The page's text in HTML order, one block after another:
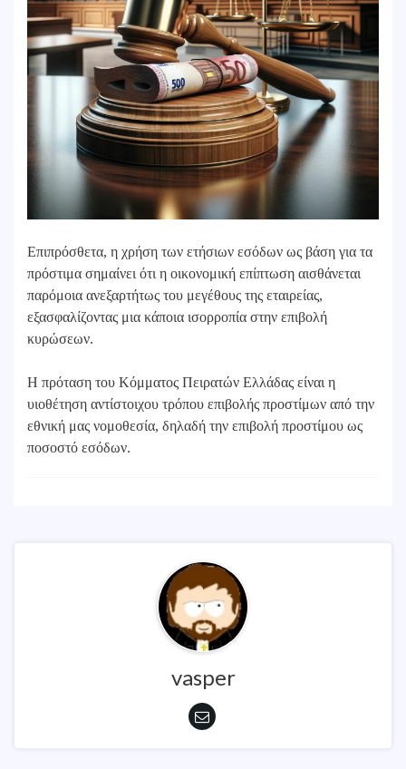
Επιπρόσθετα, η χρήση των ετήσιων εσόδων ως βάση για τα
πρόστιμα σημαίνει ότι η οικονομική επίπτωση αισθάνεται
παρόμοια ανεξαρτήτως του μεγέθους της εταιρείας,
εξασφαλίζοντας μια κάποια ισορροπία στην επιβολή
κυρώσεων.
Η πρόταση του Κόμματος Πειρατών Ελλάδας είναι η
υιοθέτηση αντίστοιχου τρόπου επιβολής προστίμων από την
εθνική μας νομοθεσία, δηλαδή την επιβολή προστίμου ως
ποσοστό εσόδων.
vasper